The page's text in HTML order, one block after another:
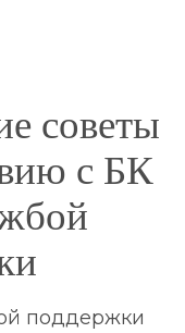
советы
с БК
поддержки